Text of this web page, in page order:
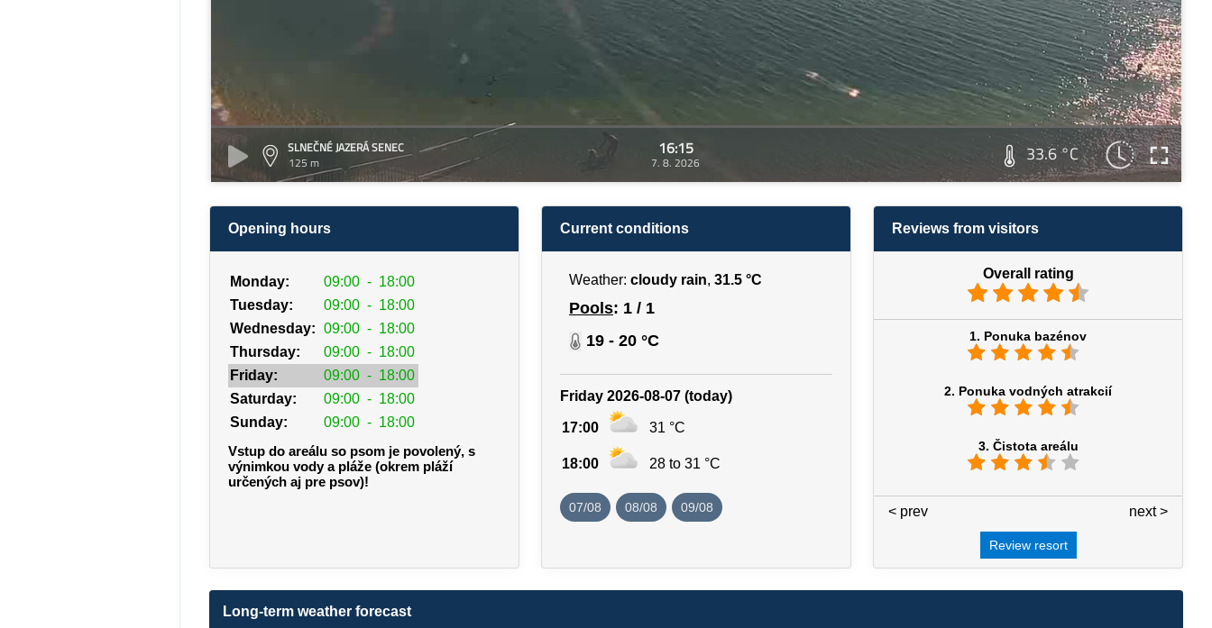
SLNEČNÉ JAZERÁ SENEC
125 m
16:15
7. 8. 2026 33.6 °C
Opening hours
Monday: 09:00 - 18:00
Tuesday:
09:00 - 18:00
Wednesday: 09:00 - 18:00
Thursday:
09:00 - 18:00
Friday:
09:00 - 18:00
Saturday:
09:00 - 18:00
Sunday:
09:00 - 18:00
Vstup do areálu so psom je povolený, s
výnimkou vody a pláže (okrem pláží
určených aj pre psov)!
Current conditions
Weather: cloudy rain, 31.5 °C
Pools: 1 / 1
19 - 20 °C
Friday 2026-08-07 (today)
17:00 31 °C
18:00 28 to 31 °C
07/08 08/08 09/08
Reviews from visitors
Overall rating
1. Ponuka bazénov
2. Ponuka vodných atrakcií
3. Čistota areálu
next >
< prev
Review resort
Long-term weather forecast